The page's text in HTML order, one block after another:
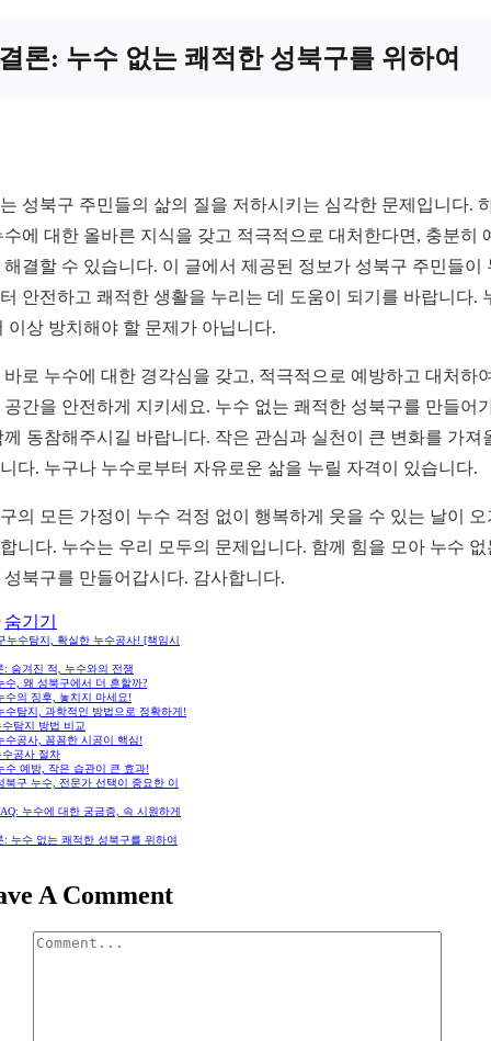
론: 누수 없는 쾌적한 성북구를 위하여
성북구 주민들의 삶의 질을 저하시키는 심각한 문제입니다.
수에 대한 올바른 지식을 갖고 적극적으로 대처한다면, 충분히
해결할 수 있습니다. 이 글에서 제공된 정보가 성북구 주민들이
안전하고 쾌적한 생활을 누리는 데 도움이 되기를 바랍니다.
이상 방치해야 할 문제가 아닙니다.
바로 누수에 대한 경각심을 갖고, 적극적으로 예방하고 대처하
공간을 안전하게 지키세요. 누수 없는 쾌적한 성북구를 만들어
께 동참해주시길 바랍니다. 작은 관심과 실천이 큰 변화를 가져
다. 누구나 누수로부터 자유로운 삶을 누릴 자격이 있습니다.
의 모든 가정이 누수 걱정 없이 행복하게 웃을 수 있는 날이 오
니다. 누수는 우리 모두의 문제입니다. 함께 힘을 모아 누수 없
성북구를 만들어갑시다. 감사합니다.
숨기기
누수탐지, 확실한 누수공사! [책임시
: 숨겨진 적, 누수와의 전쟁
수, 왜 성북구에서 더 흔할까?
수의 징후, 놓치지 마세요!
수탐지, 과학적인 방법으로 정확하게!
수탐지 방법 비교
수공사, 꼼꼼한 시공이 핵심!
수공사 절차
수 예방, 작은 습관이 큰 효과!
북구 누수, 전문가 선택이 중요한 이
누수에 대한 궁금증, 속 시원하게
: 누수 없는 쾌적한 성북구를 위하여
A Comment